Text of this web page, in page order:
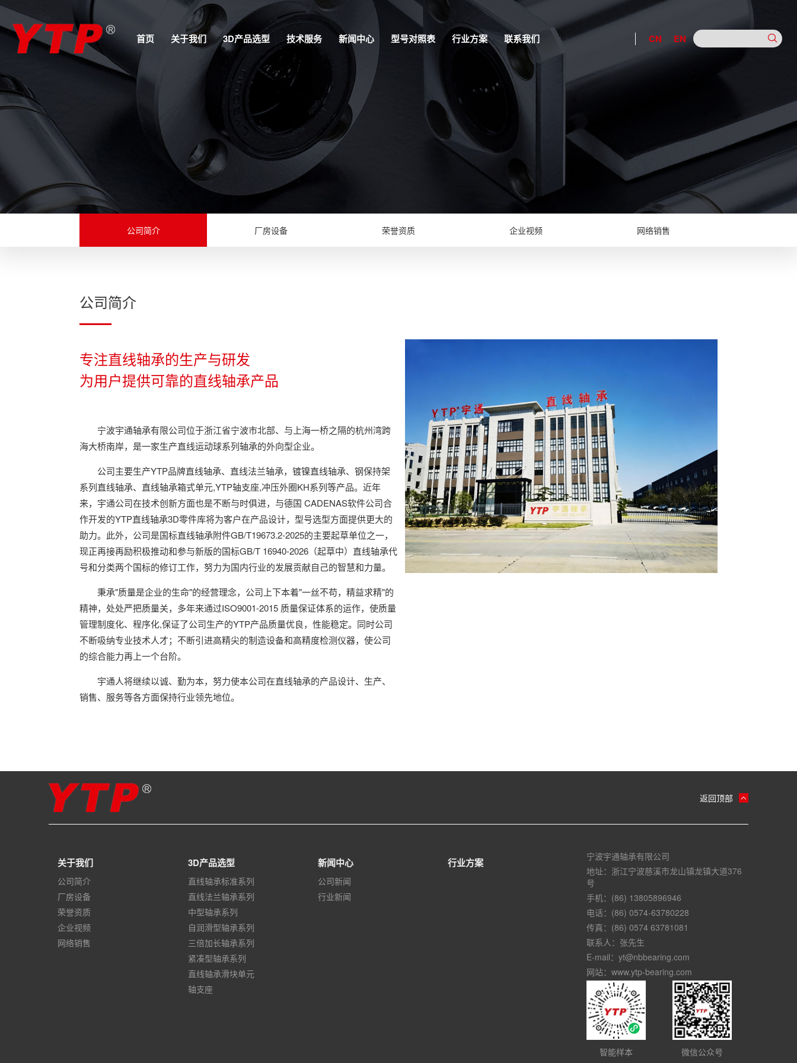
首页 关于我们 3D产品选型 技术服务 新闻中心 型号对照表 行业方案 联系我们 CN EN
公司简介 厂房设备 荣誉资质 企业视频 网络销售
公司简介
专注直线轴承的生产与研发
为用户提供可靠的直线轴承产品
宁波宇通轴承有限公司位于浙江省宁波市北部、与上海一桥之隔的杭州湾跨
海大桥南岸，是一家生产直线运动球系列轴承的外向型企业。
公司主要生产YTP品牌直线轴承、直线法兰轴承，镀镍直线轴承、钢保持架
系列直线轴承、直线轴承箱式单元,YTP轴支座,冲压外圈KH系列等产品。近年
来，宇通公司在技术创新方面也是不断与时俱进，与德国 CADENAS软件公司合
作开发的YTP直线轴承3D零件库将为客户在产品设计，型号选型方面提供更大的
助力。此外，公司是国标直线轴承附件GB/T19673.2-2025的主要起草单位之一，
现正再接再励积极推动和参与新版的国标GB/T 16940-2026（起草中）直线轴承代
号和分类两个国标的修订工作，努力为国内行业的发展贡献自己的智慧和力量。
秉承"质量是企业的生命"的经营理念，公司上下本着"一丝不苟，精益求精"的
精神，处处严把质量关，多年来通过ISO9001-2015 质量保证体系的运作，使质量
管理制度化、程序化,保证了公司生产的YTP产品质量优良，性能稳定。同时公司
不断吸纳专业技术人才；不断引进高精尖的制造设备和高精度检测仪器，使公司
的综合能力再上一个台阶。
宇通人将继续以诚、勤为本，努力使本公司在直线轴承的产品设计、生产、
销售、服务等各方面保持行业领先地位。
返回顶部
关于我们
公司简介
厂房设备
荣誉资质
企业视频
网络销售
3D产品选型
直线轴承标准系列
直线法兰轴承系列
中型轴承系列
自润滑型轴承系列
三倍加长轴承系列
紧凑型轴承系列
直线轴承滑块单元
轴支座
新闻中心
公司新闻
行业新闻
行业方案
宁波宇通轴承有限公司
地址：浙江宁波慈溪市龙山镇龙镇大道376
号
手机：(86) 13805896946
电话：(86) 0574-63780228
传真：(86) 0574 63781081
联系人：张先生
E-mail：yt@nbbearing.com
网站：www.ytp-bearing.com
智能样本 微信公众号